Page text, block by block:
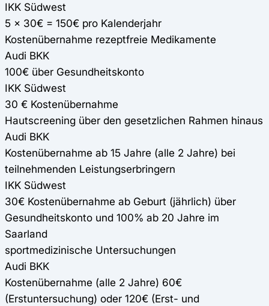
IKK Südwest
5 x 30€ = 150€ pro Kalenderjahr
Kostenübernahme rezeptfreie Medikamente
Audi BKK
100€ über Gesundheitskonto
IKK Südwest
30 € Kostenübernahme
Hautscreening über den gesetzlichen Rahmen hinaus
Audi BKK
Kostenübernahme ab 15 Jahre (alle 2 Jahre) bei
teilnehmenden Leistungserbringern
IKK Südwest
30€ Kostenübernahme ab Geburt (jährlich) über
Gesundheitskonto und 100% ab 20 Jahre im
Saarland
sportmedizinische Untersuchungen
Audi BKK
Kostenübernahme (alle 2 Jahre) 60€
(Erstuntersuchung) oder 120€ (Erst- und